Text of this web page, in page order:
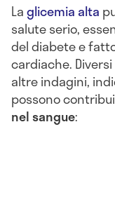
Laglicemia alta
salute serio,
del diabete e
cardiache.
altre indagini,
possono
nel sangue: